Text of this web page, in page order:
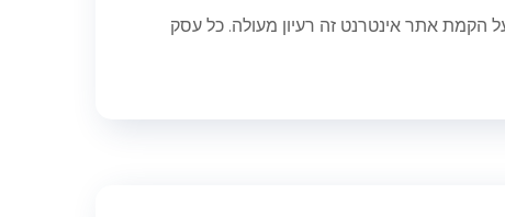
אתר אינטרנט זה רעיון מעולה. כל עסק